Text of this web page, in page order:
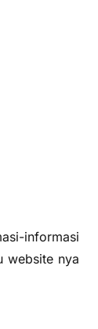
informasi
website nya